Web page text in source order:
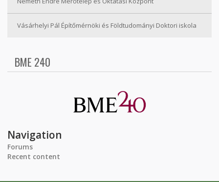
Vásárhelyi Pál Építőmérnöki és Földtudományi Doktori iskola
BME 240
Navigation
Forums
Recent content